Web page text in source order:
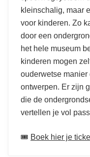
kleinschalig, maar
voor kinderen. Zo
door een
het hele museum
kinderen mogen
ouderwetse manier
ontwerpen. Er zijn
die de
vertellen je vol
🎟️ Boek hier je